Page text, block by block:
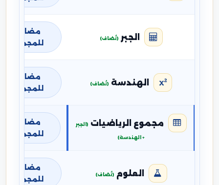
الجبر (تُضاف)
مضافة
للمجموع
الهندسة (تُضاف)
مضافة
للمجموع
مجموع الرياضيات (الجبر
+ الهندسة)
مضافة
للمجموع
العلوم (تُضاف)
مضافة
للمجموع